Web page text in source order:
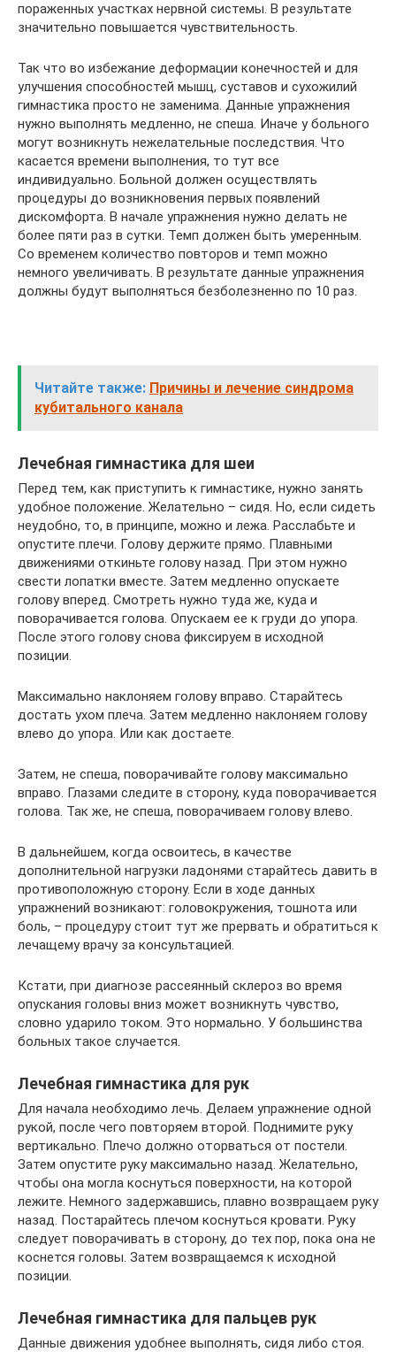
пораженных участках нервной системы. В результате
значительно повышается чувствительность.
Так что во избежание деформации конечностей и для
улучшения способностей мышц, суставов и сухожилий
гимнастика просто не заменима. Данные упражнения
нужно выполнять медленно, не спеша. Иначе у больного
могут возникнуть нежелательные последствия. Что
касается времени выполнения, то тут все
индивидуально. Больной должен осуществлять
процедуры до возникновения первых появлений
дискомфорта. В начале упражнения нужно делать не
более пяти раз в сутки. Темп должен быть умеренным.
Со временем количество повторов и темп можно
немного увеличивать. В результате данные упражнения
должны будут выполняться безболезненно по 10 раз.
Читайте также: Причины и лечение синдрома
кубитального канала
Лечебная гимнастика для шеи
Перед тем, как приступить к гимнастике, нужно занять
удобное положение. Желательно – сидя. Но, если сидеть
неудобно, то, в принципе, можно и лежа. Расслабьте и
опустите плечи. Голову держите прямо. Плавными
движениями откиньте голову назад. При этом нужно
свести лопатки вместе. Затем медленно опускаете
голову вперед. Смотреть нужно туда же, куда и
поворачивается голова. Опускаем ее к груди до упора.
После этого голову снова фиксируем в исходной
позиции.
Максимально наклоняем голову вправо. Старайтесь
достать ухом плеча. Затем медленно наклоняем голову
влево до упора. Или как достаете.
Затем, не спеша, поворачивайте голову максимально
вправо. Глазами следите в сторону, куда поворачивается
голова. Так же, не спеша, поворачиваем голову влево.
В дальнейшем, когда освоитесь, в качестве
дополнительной нагрузки ладонями старайтесь давить в
противоположную сторону. Если в ходе данных
упражнений возникают: головокружения, тошнота или
боль, – процедуру стоит тут же прервать и обратиться к
лечащему врачу за консультацией.
Кстати, при диагнозе рассеянный склероз во время
опускания головы вниз может возникнуть чувство,
словно ударило током. Это нормально. У большинства
больных такое случается.
Лечебная гимнастика для рук
Для начала необходимо лечь. Делаем упражнение одной
рукой, после чего повторяем второй. Поднимите руку
вертикально. Плечо должно оторваться от постели.
Затем опустите руку максимально назад. Желательно,
чтобы она могла коснуться поверхности, на которой
лежите. Немного задержавшись, плавно возвращаем руку
назад. Постарайтесь плечом коснуться кровати. Руку
следует поворачивать в сторону, до тех пор, пока она не
коснется головы. Затем возвращаемся к исходной
позиции.
Лечебная гимнастика для пальцев рук
Данные движения удобнее выполнять, сидя либо стоя.